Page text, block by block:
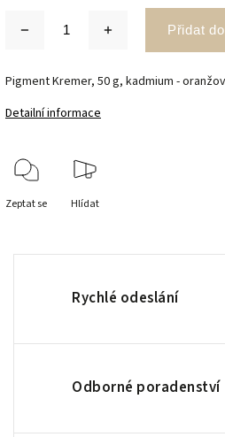
Přidat
Pigment Kremer, 50 g, kadmium -
Detailní informace
Zeptat se Hlídat
Rychlé odeslání
Odborné poradenství